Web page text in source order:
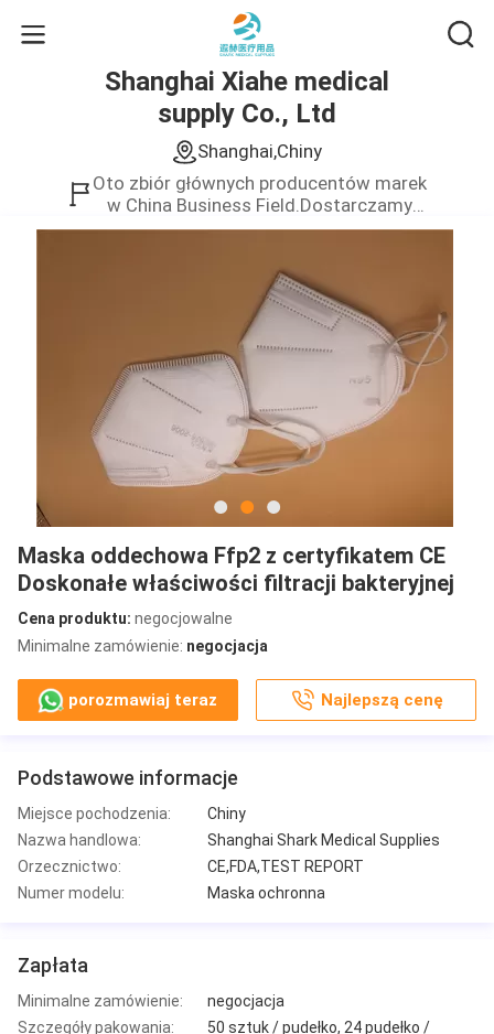
Shanghai Xiahe medical
supply Co., Ltd
Shanghai,Chiny
Oto zbiór głównych producentów marek
w China Business Field.Dostarczamy
tylko produkt wysokiej jakości.
Maska oddechowa Ffp2 z certyfikatem CE
Doskonałe właściwości filtracji bakteryjnej
Cena produktu: negocjowalne
Minimalne zamówienie: negocjacja
porozmawiaj teraz Najlepszą cenę
Podstawowe informacje
Miejsce pochodzenia:
Chiny
Nazwa handlowa:
Shanghai Shark Medical Supplies
Orzecznictwo:
CE,FDA,TEST REPORT
Numer modelu:
Maska ochronna
Zapłata
Minimalne zamówienie:
negocjacja
Szczegóły pakowania:
50 sztuk / pudełko, 24 pudełko /